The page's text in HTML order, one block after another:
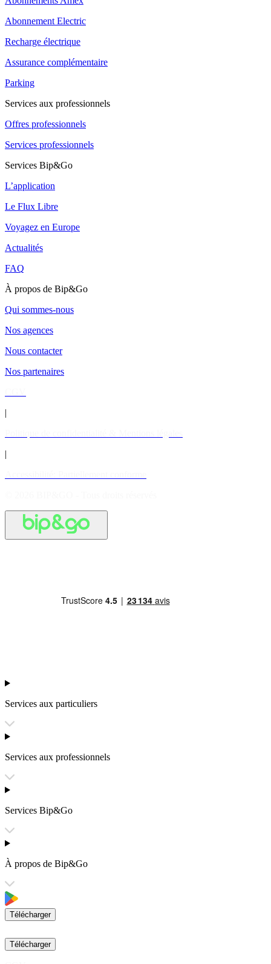
Abonnement Electric
Recharge électrique
Assurance complémentaire
Parking
Services aux professionnels
Offres professionnels
Services professionnels
Services Bip&Go
L’application
Le Flux Libre
Voyagez en Europe
Actualités
FAQ
À propos de Bip&Go
Qui sommes-nous
Nos agences
Nous contacter
Nos partenaires
|
|
Services aux particuliers
Services aux professionnels
Services Bip&Go
À propos de Bip&Go
Télécharger
Télécharger